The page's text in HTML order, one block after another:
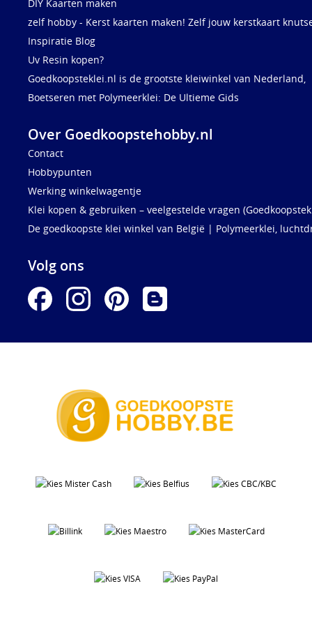
DIY Kaarten maken
zelf hobby - Kerst kaarten maken! Zelf jouw kerstkaart
Inspiratie Blog
Uv Resin kopen?
Goedkoopsteklei.nl is de grootste kleiwinkel van Nederland,
Boetseren met Polymeerklei: De Ultieme Gids
Over Goedkoopstehobby.nl
Contact
Hobbypunten
Werking winkelwagentje
Klei kopen & gebruiken – veelgestelde vragen
De goedkoopste klei winkel van België | Polymeerklei,
Volg ons